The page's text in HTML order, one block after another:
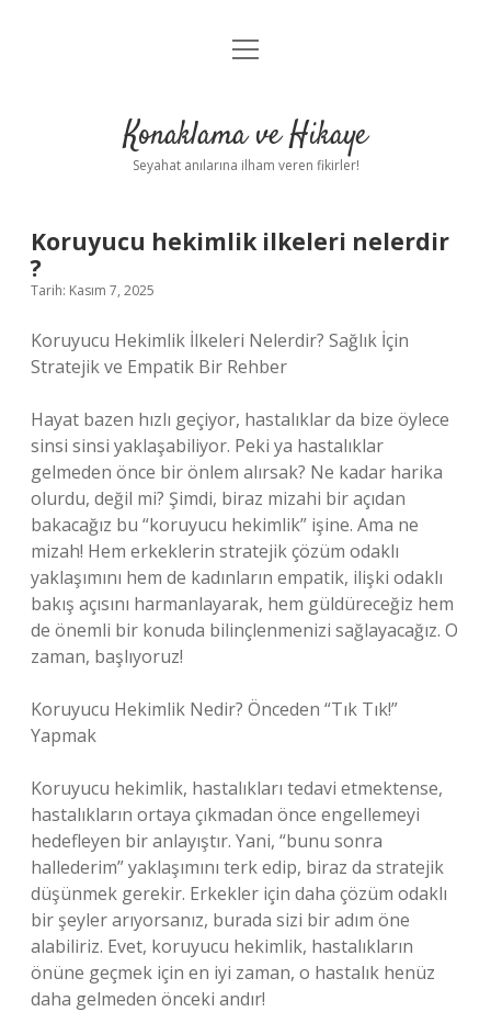
Anasayfa
Yasal Uyarı
menüyü
Konaklama ve Hikaye
Seyahat anılarına ilham veren fikirler!
Koruyucu hekimlik ilkeleri nelerdir
?
Tarih: Kasım 7, 2025
Koruyucu Hekimlik İlkeleri Nelerdir? Sağlık İçin
Stratejik ve Empatik Bir Rehber
Hayat bazen hızlı geçiyor, hastalıklar da bize öylece
sinsi sinsi yaklaşabiliyor. Peki ya hastalıklar
gelmeden önce bir önlem alırsak? Ne kadar harika
olurdu, değil mi? Şimdi, biraz mizahi bir açıdan
bakacağız bu “koruyucu hekimlik” işine. Ama ne
mizah! Hem erkeklerin stratejik çözüm odaklı
yaklaşımını hem de kadınların empatik, ilişki odaklı
bakış açısını harmanlayarak, hem güldüreceğiz hem
de önemli bir konuda bilinçlenmenizi sağlayacağız. O
zaman, başlıyoruz!
Koruyucu Hekimlik Nedir? Önceden “Tık Tık!”
Yapmak
Koruyucu hekimlik, hastalıkları tedavi etmektense,
hastalıkların ortaya çıkmadan önce engellemeyi
hedefleyen bir anlayıştır. Yani, “bunu sonra
hallederim” yaklaşımını terk edip, biraz da stratejik
düşünmek gerekir. Erkekler için daha çözüm odaklı
bir şeyler arıyorsanız, burada sizi bir adım öne
alabiliriz. Evet, koruyucu hekimlik, hastalıkların
önüne geçmek için en iyi zaman, o hastalık henüz
daha gelmeden önceki andır!